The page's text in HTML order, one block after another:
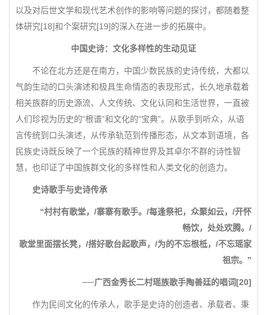
以及对后世文学和现代艺术创作的影响等问题的探讨，都随着整
体研究[18]和个案研究[19]的深入在进一步的拓展中。
中国史诗：文化多样性的生动见证
不论在北方还是在南方，中国少数民族的史诗传统，大都以
气韵生动的口头演述和极具生命情态的表现形式，长久地承载着
相关族群的历史源流、人文传统、文化认同和生活世界，一直被
人们珍视为历史的“根谱”和文化的“宝典”。从歌手到听众，从语
言传统到口头演述，从传承轨范到传播形态，从文本到语境，各
民族史诗既反映了一个民族的精神世界及其卓尔不群的诗性智
慧，也印证了中国族群文化的多样性和人类文化的创造力。
史诗歌手与史诗传承
“村村有歌堂，/寨寨有歌手。/每逢祭祀，众聚如云，/开怀
畅饮，处处欢腾。/
歌堂里面摆长凳，/搭好歌台起歌声，/为的不忘根柢，/不忘瑶家
祖宗。”
──广西金秀长二村瑶族歌手陶善廷的唱词[20]
作为民间文化的传承人，歌手是史诗的创造者、承载者、秉